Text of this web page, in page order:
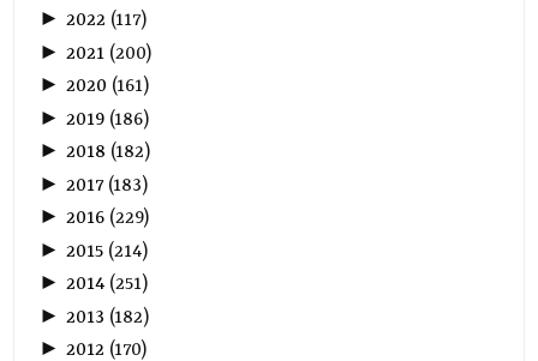
►2022 (117)
► 2021 (200)
►2020 (161)
► 2019 (186)
►2018 (182)
► 2017(183)
►2016 (229)
► 2015 (214)
►2014 (251)
► 2013 (182)
►2012 (170)